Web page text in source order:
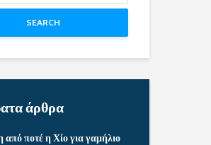
SEARCH
άρθρα
από ποτέ η Χίο για γαμήλιο